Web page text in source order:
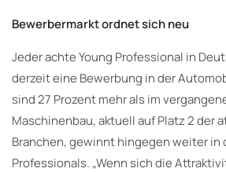
Bewerbermarkt ordnet sich neu
Jeder achte Young Professional in
derzeit eine Bewerbung in der
sind 27 Prozent mehr als im
Maschinenbau, aktuell auf Platz 2 der
Branchen, gewinnt hingegen weiter in
Professionals. „Wenn sich die